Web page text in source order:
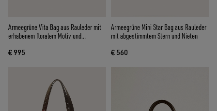
Armeegrüne Vita Bag aus Rauleder mit
erhabenem floralem Motiv und
€ 995
Armeegrüne Mini Star Bag aus Rauleder
mit abgestimmtem Stern und Nieten
€ 560